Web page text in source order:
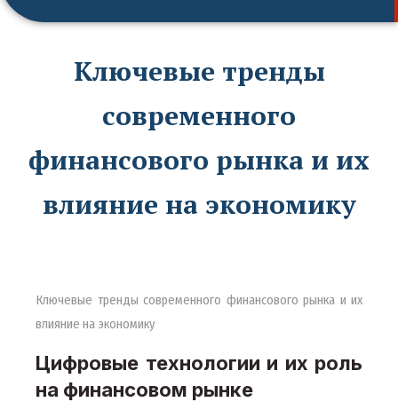
Ключевые тренды
современного
финансового рынка и их
влияние на экономику
Ключевые тренды современного финансового рынка и их
влияние на экономику
Цифровые технологии и их роль
на финансовом рынке